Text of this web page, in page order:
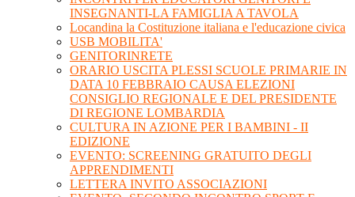
INSEGNANTI-LA FAMIGLIA A TAVOLA
Locandina la Costituzione italiana e l'educazione civica
USB MOBILITA'
GENITORINRETE
ORARIO USCITA PLESSI SCUOLE PRIMARIE IN
DATA 10 FEBBRAIO CAUSA ELEZIONI
CONSIGLIO REGIONALE E DEL PRESIDENTE
DI REGIONE LOMBARDIA
CULTURA IN AZIONE PER I BAMBINI - II
EDIZIONE
EVENTO: SCREENING GRATUITO DEGLI
APPRENDIMENTI
LETTERA INVITO ASSOCIAZIONI